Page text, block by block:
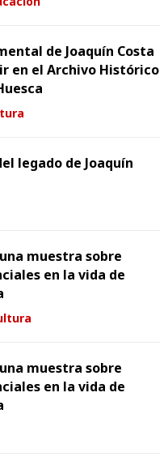
de Joaquín Costa
en el Archivo Histórico
legado de Joaquín
muestra sobre
en la vida de
muestra sobre
en la vida de